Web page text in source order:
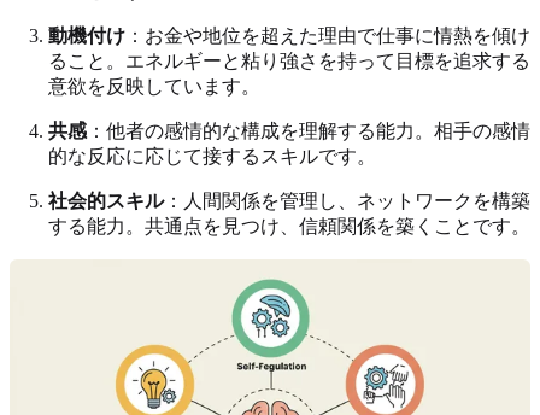
動機付け ：お金や地位を超えた理由で仕事に情熱を傾け
ること。エネルギーと粘り強さを持って目標を追求する
意欲を反映しています。
共感：他者の感情的な構成を理解する能力。相手の感情
的な反応に応じて接するスキルです。
社会的スキル：人間関係を管理し、ネットワークを構築
する能力。共通点を見つけ、信頼関係を築くことです。